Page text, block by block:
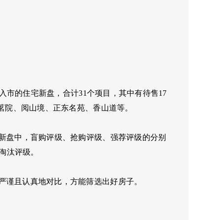
市的住宅新盘，合计31个项目，其中有待售17
、阅山境、正东名苑、香山道等。
盘中，盲购评级、抢购评级、强荐评级的分别
汰评级。
且认真地对比，方能筛选出好房子。